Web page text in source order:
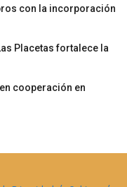
con la incorporación
Placetas fortalece la
cooperación en